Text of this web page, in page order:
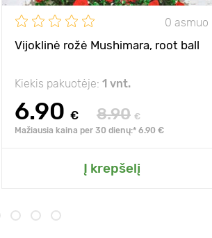
0 asmuo
Vijoklinė rožė Mushimara, root ball
Kiekis pakuotėje: 1 vnt.
6.90 € 8.90 €
Mažiausia kaina per 30 dienų:* 6.90 €
Į krepšelį